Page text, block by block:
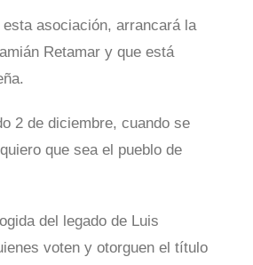
asociación, arrancará la
Retamar y que está
2 de diciembre, cuando se
que sea el pueblo de
del legado de Luis
voten y otorguen el título